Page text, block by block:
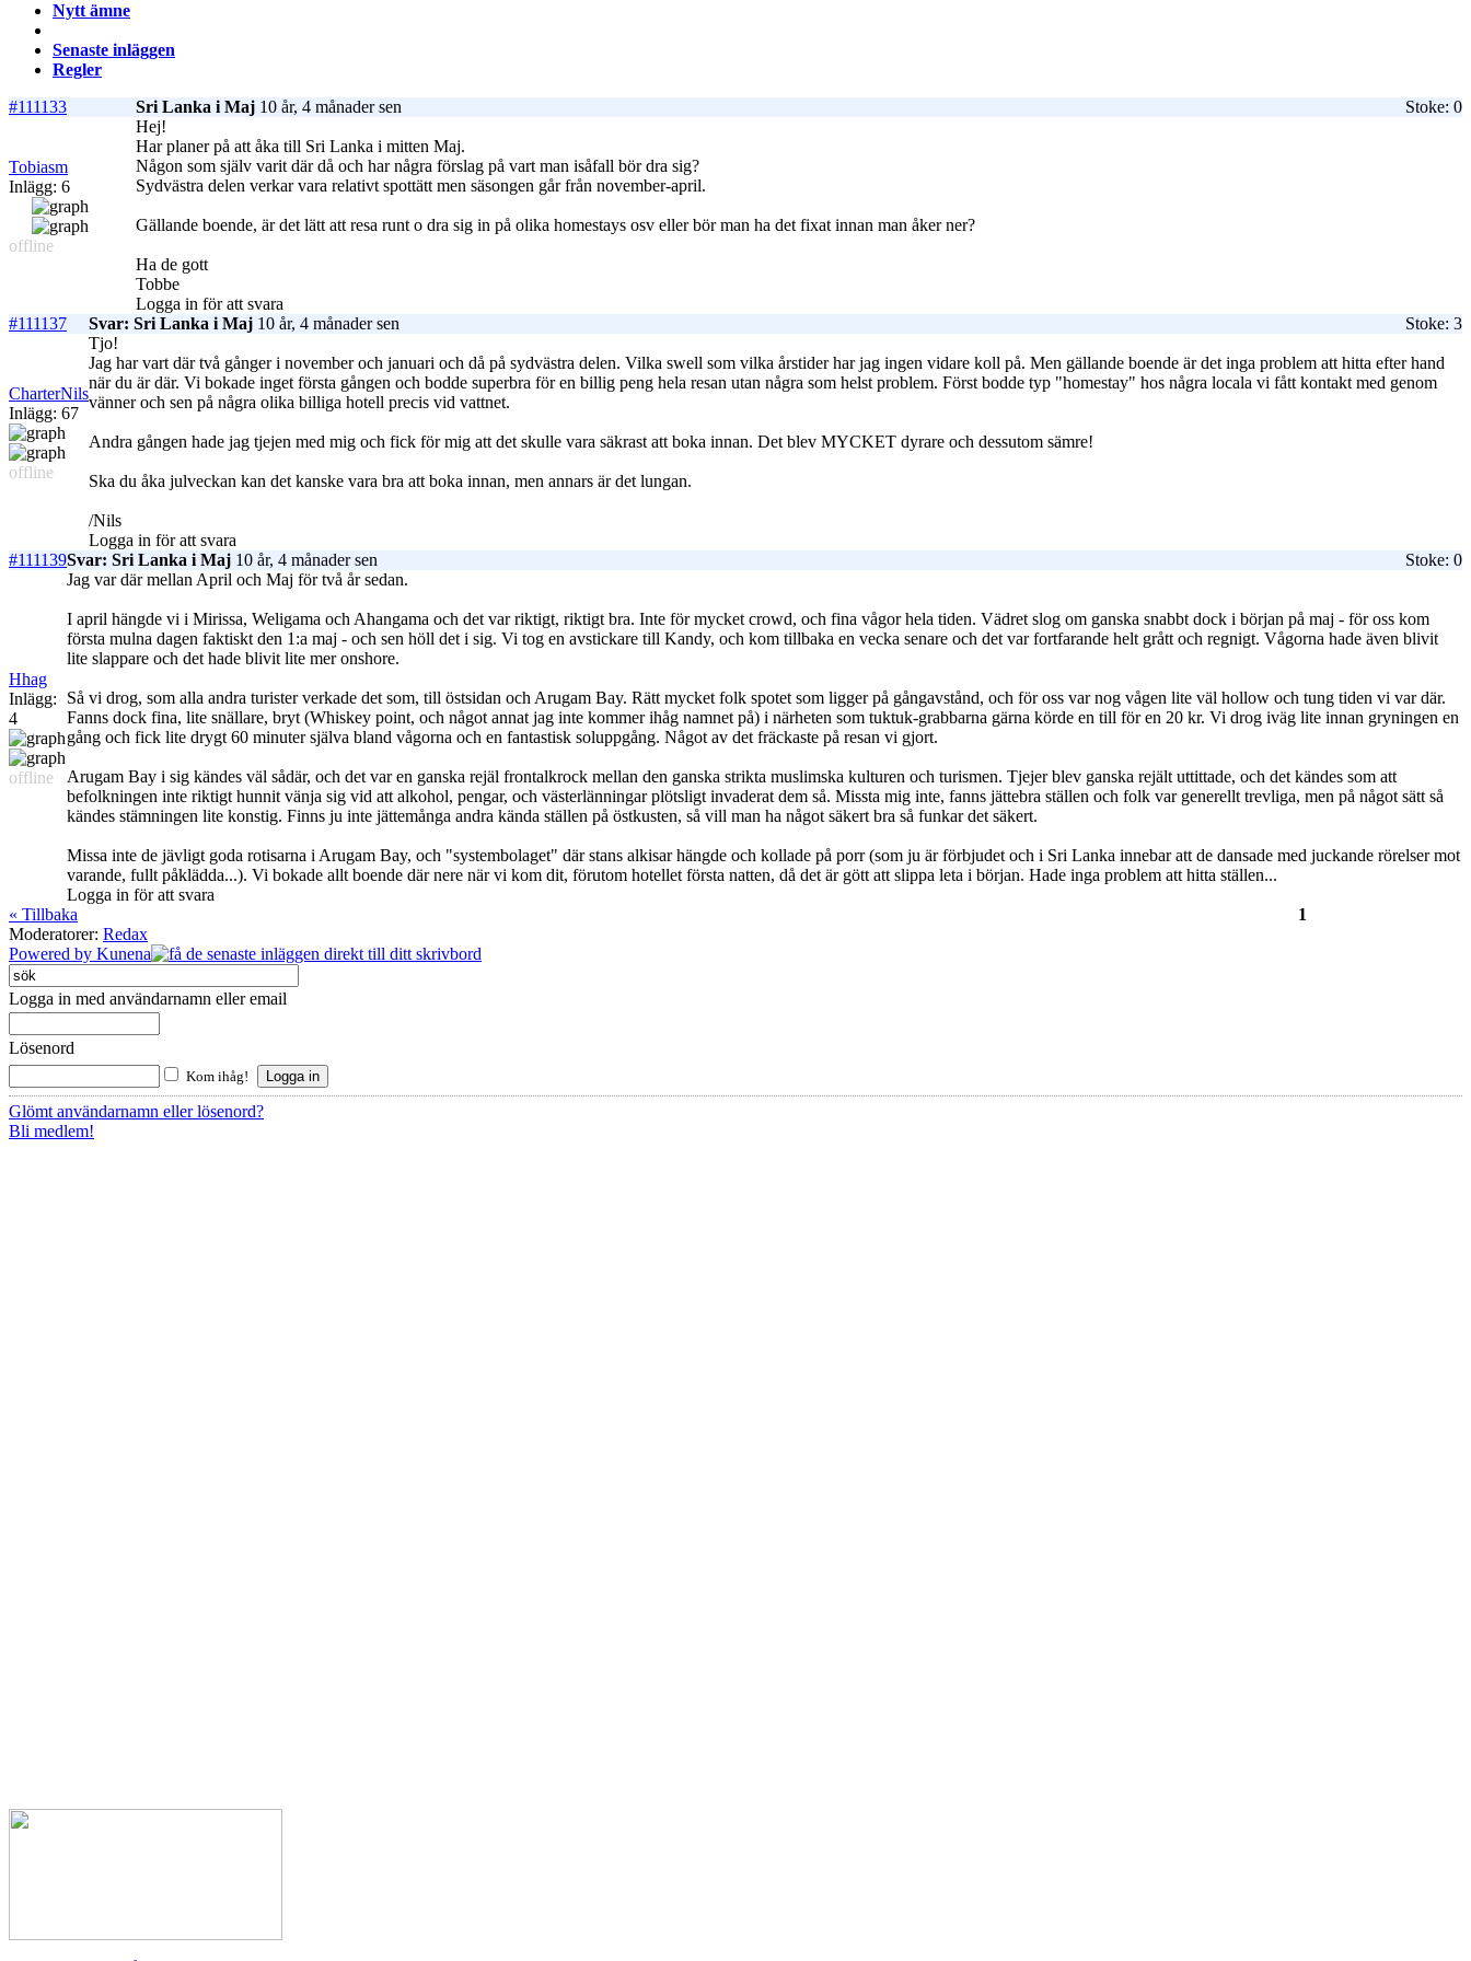
Nytt ämne
Senaste inläggen
Regler
#111133
Sri Lanka i Maj 10 år, 4 månader sen Stoke: 0
Tobiasm
Inlägg: 6
offline
Hej!
Har planer på att åka till Sri Lanka i mitten Maj.
Någon som själv varit där då och har några förslag på vart man isåfall bör dra sig?
Sydvästra delen verkar vara relativt spottätt men säsongen går från november-april.
Gällande boende, är det lätt att resa runt o dra sig in på olika homestays osv eller bör man ha det fixat innan man åker ner?
Ha de gott
Tobbe
Logga in för att svara
#111137
Svar: Sri Lanka i Maj 10 år, 4 månader sen Stoke: 3
CharterNils
Inlägg: 67
offline
Tjo!
Jag har vart där två gånger i november och januari och då på sydvästra delen. Vilka swell som vilka årstider har jag ingen vidare koll på. Men gällande boende är det inga problem att hitta efter hand
när du är där. Vi bokade inget första gången och bodde superbra för en billig peng hela resan utan några som helst problem. Först bodde typ "homestay" hos några locala vi fått kontakt med genom
vänner och sen på några olika billiga hotell precis vid vattnet.
Andra gången hade jag tjejen med mig och fick för mig att det skulle vara säkrast att boka innan. Det blev MYCKET dyrare och dessutom sämre!
Ska du åka julveckan kan det kanske vara bra att boka innan, men annars är det lungan.
/Nils
Logga in för att svara
#111139Svar: Sri Lanka i Maj 10 år, 4 månader sen Stoke: 0
Hhag
Inlägg:
4
offline
Jag var där mellan April och Maj för två år sedan.
I april hängde vi i Mirissa, Weligama och Ahangama och det var riktigt, riktigt bra. Inte för mycket crowd, och fina vågor hela tiden. Vädret slog om ganska snabbt dock i början på maj - för oss kom
första mulna dagen faktiskt den 1:a maj - och sen höll det i sig. Vi tog en avstickare till Kandy, och kom tillbaka en vecka senare och det var fortfarande helt grått och regnigt. Vågorna hade även blivit
lite slappare och det hade blivit lite mer onshore.
Så vi drog, som alla andra turister verkade det som, till östsidan och Arugam Bay. Rätt mycket folk spotet som ligger på gångavstånd, och för oss var nog vågen lite väl hollow och tung tiden vi var där.
Fanns dock fina, lite snällare, bryt (Whiskey point, och något annat jag inte kommer ihåg namnet på) i närheten som tuktuk-grabbarna gärna körde en till för en 20 kr. Vi drog iväg lite innan gryningen en
gång och fick lite drygt 60 minuter själva bland vågorna och en fantastisk soluppgång. Något av det fräckaste på resan vi gjort.
Arugam Bay i sig kändes väl sådär, och det var en ganska rejäl frontalkrock mellan den ganska strikta muslimska kulturen och turismen. Tjejer blev ganska rejält uttittade, och det kändes som att
befolkningen inte riktigt hunnit vänja sig vid att alkohol, pengar, och västerlänningar plötsligt invaderat dem så. Missta mig inte, fanns jättebra ställen och folk var generellt trevliga, men på något sätt så
kändes stämningen lite konstig. Finns ju inte jättemånga andra kända ställen på östkusten, så vill man ha något säkert bra så funkar det säkert.
Missa inte de jävligt goda rotisarna i Arugam Bay, och "systembolaget" där stans alkisar hängde och kollade på porr (som ju är förbjudet och i Sri Lanka innebar att de dansade med juckande rörelser mot
varande, fullt påklädda...). Vi bokade allt boende där nere när vi kom dit, förutom hotellet första natten, då det är gött att slippa leta i början. Hade inga problem att hitta ställen...
Logga in för att svara
« Tillbaka
1
Moderatorer: Redax
Powered by Kunena
Logga in med användarnamn eller email
Lösenord
Kom ihåg!
Glömt användarnamn eller lösenord?
Bli medlem!